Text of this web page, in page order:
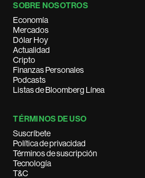
SOBRE NOSOTROS
Economía
Mercados
Dólar Hoy
Actualidad
Cripto
Finanzas Personales
Podcasts
Listas de Bloomberg Línea
TÉRMINOS DE USO
Suscríbete
Política de privacidad
Términos de suscripción
Tecnología
T&C